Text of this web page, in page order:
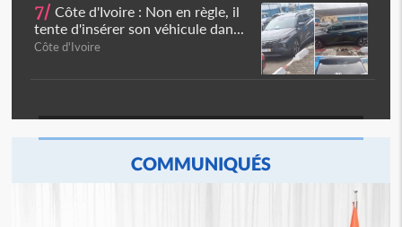
7/ Côte d'Ivoire : Non en règle, il
tente d'insérer son véhicule dan...
Côte d'Ivoire
COMMUNIQUÉS